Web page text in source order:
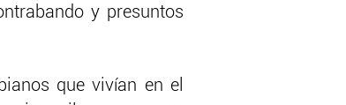
y presuntos
que vivían en el